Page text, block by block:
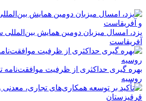
یزد، امسال میزبان دومین همایش بین‌المللی
آفریقاست
بهره گیری حداکثری از ظرفیت موافقت‌نامه
روسیه